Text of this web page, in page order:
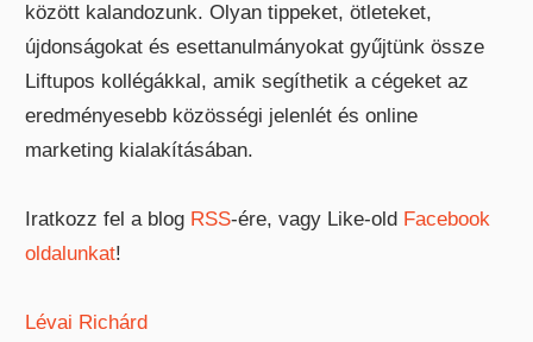
között kalandozunk. Olyan tippeket, ötleteket,
újdonságokat és esettanulmányokat gyűjtünk össze
Liftupos kollégákkal, amik segíthetik a cégeket az
eredményesebb közösségi jelenlét és online
marketing kialakításában.
Iratkozz fel a blog RSS-ére, vagy Like-old Facebook
oldalunkat!
Lévai Richárd